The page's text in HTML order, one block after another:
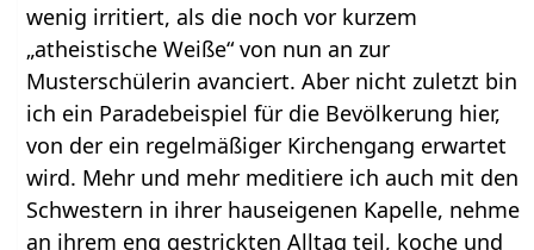
wenig irritiert, als die noch vor kurzem
„atheistische Weiße“ von nun an zur
Musterschülerin avanciert. Aber nicht zuletzt bin
ich ein Paradebeispiel für die Bevölkerung hier,
von der ein regelmäßiger Kirchengang erwartet
wird. Mehr und mehr meditiere ich auch mit den
Schwestern in ihrer hauseigenen Kapelle, nehme
an ihrem eng gestrickten Alltag teil, koche und